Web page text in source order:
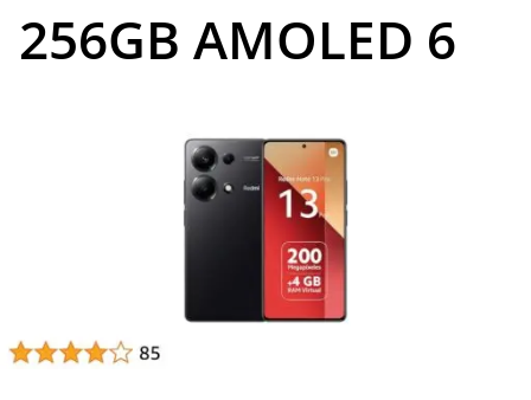
256GB AMOLED 6